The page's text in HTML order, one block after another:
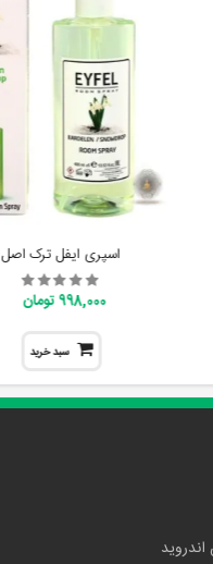
اسپری ایفل ترک اصل
998,000 تومان
سبد خرید